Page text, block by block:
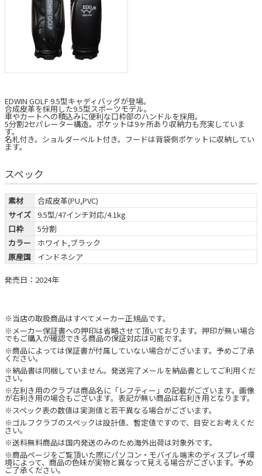
EDWIN GOLF 9.5型キャディバッグが登場。
合成皮革を採用した9.5型スポーツモデル。
車やカートへの積込みに便利な口枠部のハンドルを採用。
5分割2セパレーター構造。ポケットは9ヶ所あり収納力も充実していま
す。
名札付き。ショルダーベルト付き。フードは背袋側ポケットに収納してい
ます。
スペック
素材
合成皮革(PU,PVC)
サイズ 9.5型/47インチ対応/4.1kg
口枠
5分割
カラー
ホワイト,ブラック
原産国
インドネシア
発売日：2024年
※当店の取扱商品はすべてメーカー正規品です。
※メーカー保証書への押印は省略させて頂いております。押印が無い場合
でもご購入が確認できる商品の保証対応は可能です。
※商品によっては保証書が付属していない場合がございます。予めご了承
ください。
※納品書は同梱していません。発送完了メールを納品書としてご利用くだ
さい。
※左利き用のクラブは商品名に「レフティー」の記載がございます。画像
が右利き用の場合もございます。表記が無い商品は右利き用となります。
※スペック表の数値は実測値と若干異なる場合がございます。
※ゴルフクラブのスペックは設計値、暫定値ですので、目安とお考えくだ
さい。
※送料無料商品は国内発送のみのため海外出荷は対象外です。
※商品ページをご覧頂いた際にパソコン・モバイル端末のディスプレイ環
境によって、商品の色味が実物と異なって見える場合がございます。予め
ご了承ください。